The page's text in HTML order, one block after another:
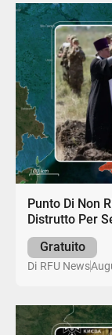
Punto Di Non
Distrutto Per
Gratuito
Di RFU News